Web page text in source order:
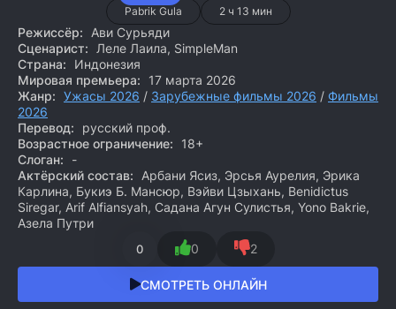
Pabrik Gula 2 ч 13 мин
Режиссёр:
Ави Сурьяди
Сценарист:
Леле Лаила, SimpleMan
Страна:
Индонезия
Мировая премьера:
17 марта 2026
Жанр: Ужасы 2026 / Зарубежные фильмы 2026 / Фильмы
2026
Перевод:
русский проф.
Возрастное ограничение:
18+
Слоган:
-
Актёрский состав:
Арбани Ясиз, Эрсья Аурелия, Эрика
Карлина, Букиэ Б. Мансюр, Вэйви Цзыхань, Benidictus
Siregar, Arif Alfiansyah, Садана Агун Сулистья, Yono Bakrie,
Азела Путри
0 0 2
СМОТРЕТЬ ОНЛАЙН